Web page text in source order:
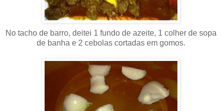
No tacho de barro, deitei 1 fundo de azeite, 1 colher de sopa
de banha e 2 cebolas cortadas em gomos.